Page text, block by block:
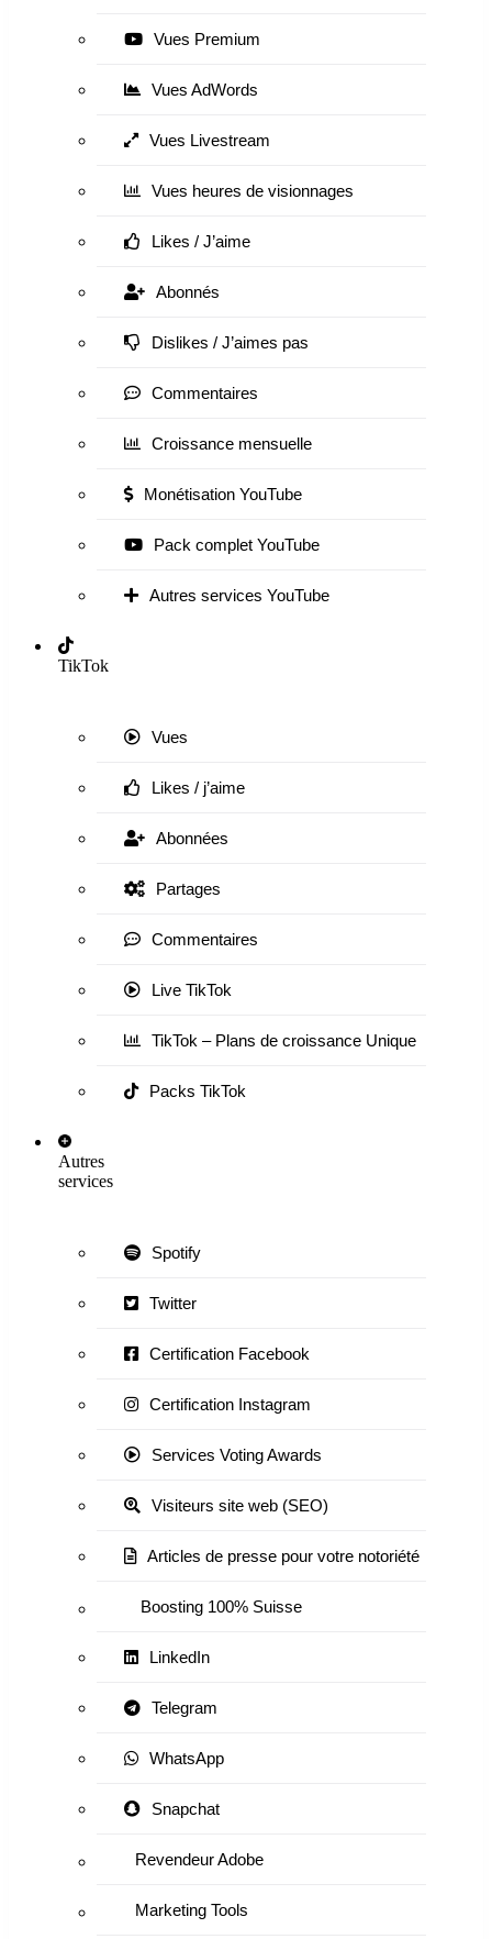
Vues Premium
Vues AdWords
Vues Livestream
Vues heures de visionnages
Likes / J’aime
Abonnés
Dislikes / J’aimes pas
Commentaires
Croissance mensuelle
Monétisation YouTube
Pack complet YouTube
Autres services YouTube
TikTok
Vues
Likes / j’aime
Abonnées
Partages
Commentaires
Live TikTok
TikTok – Plans de croissance Unique
Packs TikTok
Autres
services
Spotify
Twitter
Certification Facebook
Certification Instagram
Services Voting Awards
Visiteurs site web (SEO)
Articles de presse pour votre notoriété
Boosting 100% Suisse
LinkedIn
Telegram
WhatsApp
Snapchat
Revendeur Adobe
Marketing Tools